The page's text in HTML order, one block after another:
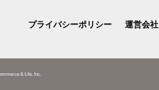
プライバシーポリシー 運営会社
& Life, Inc.